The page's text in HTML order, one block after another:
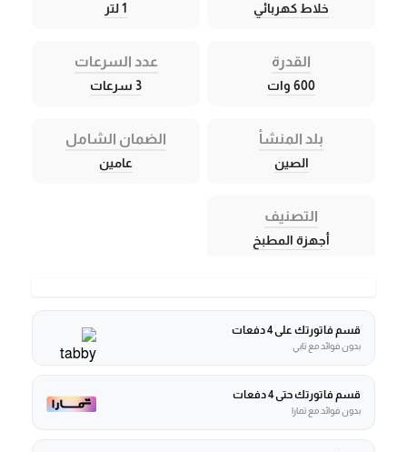
خلاط كهربائي 1 لتر
القدرة
600 وات
عدد السرعات
3 سرعات
بلد المنشأ
الصين
الضمان الشامل
عامين
التصنيف
أجهزة المطبخ
قسم فاتورتك على 4 دفعات
بدون فوائد مع تابي
قسم فاتورتك حتى 4 دفعات
بدون فوائد مع تمارا